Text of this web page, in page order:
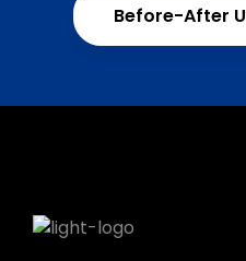
Before-After